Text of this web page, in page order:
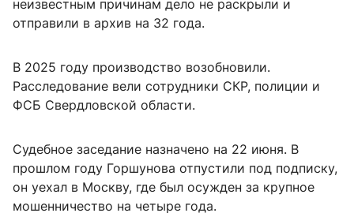
неизвестным причинам дело не раскрыли и
отправили в архив на 32 года.
В 2025 году производство возобновили.
Расследование вели сотрудники СКР, полиции и
ФСБ Свердловской области.
Судебное заседание назначено на 22 июня. В
прошлом году Горшунова отпустили под подписку,
он уехал в Москву, где был осужден за крупное
мошенничество на четыре года.